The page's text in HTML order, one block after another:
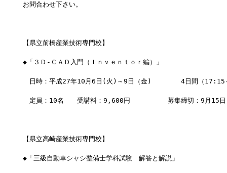
お問合わせ下さい。
【県立前橋産業技術専門校】
◆「３Ｄ-ＣＡＤ入門（Ｉｎｖｅｎｔｏｒ編）」
日時：平成27年10月6日(火)～9日（金)　  　  4日間（17:15
定員：10名　　受講料：9,600円　　      募集締切：9月15日
【県立高崎産業技術専門校】
◆「三級自動車シャシ整備士学科試験　解答と解説」